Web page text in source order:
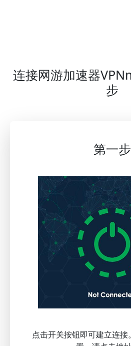
连接网游加速器
步
第一步
点击开关按钮即可建立连